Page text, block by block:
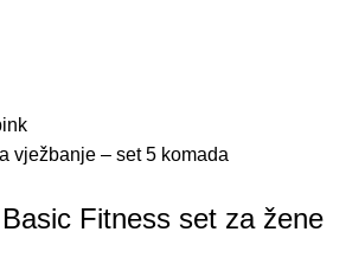
vježbanje – set 5 komada
Basic Fitness set za žene